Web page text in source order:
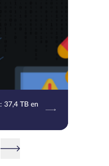
37,4 TB en